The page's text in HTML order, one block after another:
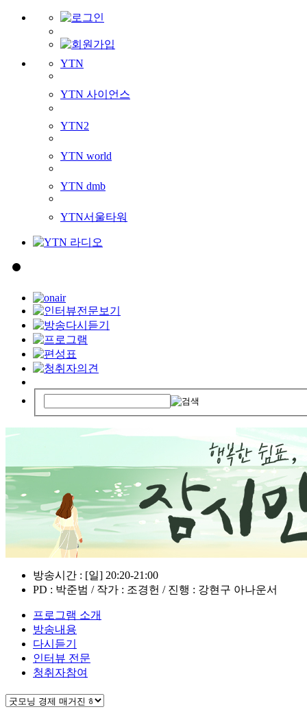
YTN
YTN 사이언스
YTN2
YTN world
YTN dmb
YTN서울타워
방송시간 : [일] 20:20-21:00
PD : 박준범 / 작가 : 조경헌 / 진행 : 강현구 아나운서
프로그램 소개
방송내용
다시듣기
인터뷰 전문
청취자참여